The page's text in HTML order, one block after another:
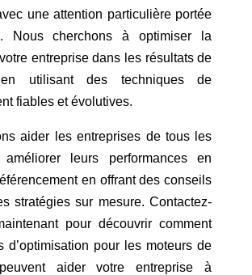
une attention particulière portée
Nous cherchons à optimiser la
entreprise dans les résultats de
en utilisant des techniques de
fiables et évolutives.
aider les entreprises de tous les
leurs performances en
en offrant des conseils
stratégies sur mesure. Contactez-
pour découvrir comment
d’optimisation pour les moteurs de
aider votre entreprise à